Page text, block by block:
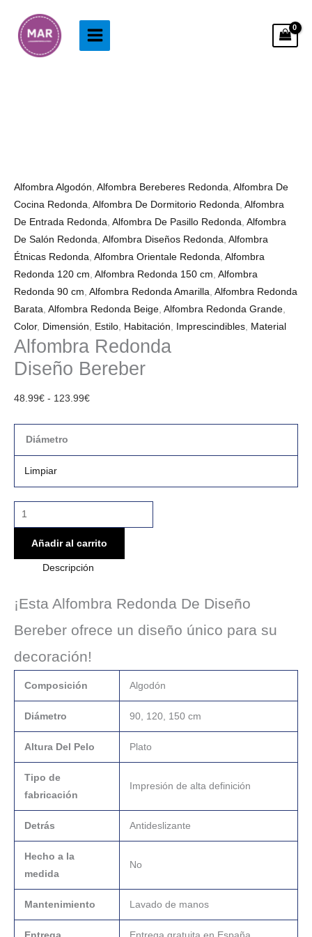
contenido
Alfombra Algodón, Alfombra Bereberes Redonda, Alfombra De
Cocina Redonda, Alfombra De Dormitorio Redonda, Alfombra
De Entrada Redonda, Alfombra De Pasillo Redonda, Alfombra
De Salón Redonda, Alfombra Diseños Redonda, Alfombra
Étnicas Redonda, Alfombra Orientale Redonda, Alfombra
Redonda 120 cm, Alfombra Redonda 150 cm, Alfombra
Redonda 90 cm, Alfombra Redonda Amarilla, Alfombra Redonda
Barata, Alfombra Redonda Beige, Alfombra Redonda Grande,
Color, Dimensión, Estilo, Habitación, Imprescindibles, Material
Alfombra Redonda
Diseño Bereber
48.99€ - 123.99€
48.99€
hasta
123.99€
Diámetro
Limpiar
cantidad
Añadir al carrito
Descripción
¡Esta Alfombra Redonda De Diseño
Bereber ofrece un diseño único para su
decoración!
Composición Algodón
Diámetro 90, 120, 150 cm
Altura Del Pelo Plato
Tipo de
fabricación
Impresión de alta definición
Detrás Antideslizante
Hecho a la
medida
No
Mantenimiento Lavado de manos